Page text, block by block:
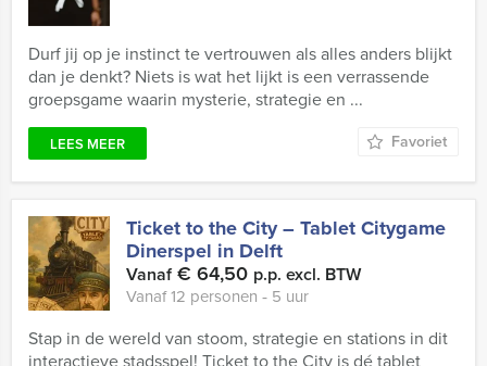
Durf jij op je instinct te vertrouwen als alles anders blijkt
dan je denkt? Niets is wat het lijkt is een verrassende
groepsgame waarin mysterie, strategie en ...
LEES MEER Favoriet
Ticket to the City – Tablet Citygame
Dinerspel in Delft
Vanaf€ 64,50 p.p. excl. BTW
Vanaf 12 personen ‐ 5 uur
Stap in de wereld van stoom, strategie en stations in dit